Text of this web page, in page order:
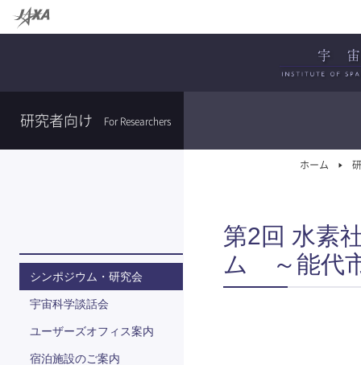
研究者向け For Researchers
第2回 水素
ム ～能代
シンポジウム・研究会
宇宙科学談話会
ユーザーズオフィス案内
宿泊施設のご案内
ホーム